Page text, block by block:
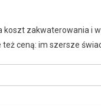
koszt zakwaterowania i
ceną: im szersze